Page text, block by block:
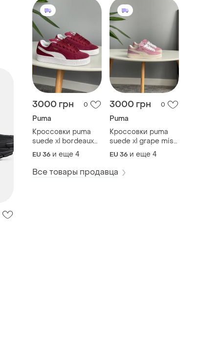
3000 грн 0
Puma
Кроссовки puma
suede xl bordeaux
white
EU 36 и еще 4
3000 грн 0
Puma
Кроссовки puma
suede xl grape mist
warm white
EU 36 и еще 4
Все товары продавца